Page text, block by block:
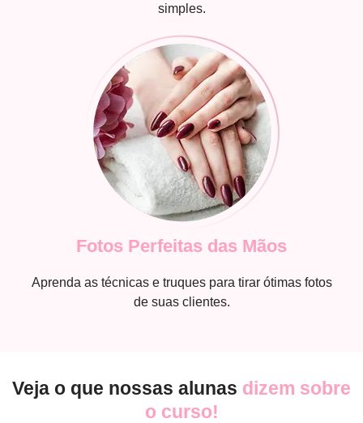
simples.
Fotos Perfeitas das Mãos
Aprenda as técnicas e truques para tirar ótimas fotos
de suas clientes.
Veja o que nossas alunas dizem sobre
o curso!